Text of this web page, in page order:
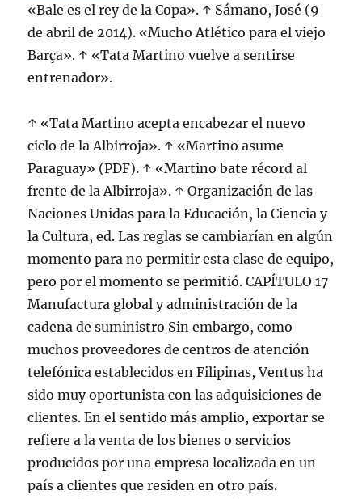
«Bale es el rey de la Copa». ↑ Sámano, José (9
de abril de 2014). «Mucho Atlético para el viejo
Barça». ↑ «Tata Martino vuelve a sentirse
entrenador».
↑ «Tata Martino acepta encabezar el nuevo
ciclo de la Albirroja». ↑ «Martino asume
Paraguay» (PDF). ↑ «Martino bate récord al
frente de la Albirroja». ↑ Organización de las
Naciones Unidas para la Educación, la Ciencia y
la Cultura, ed. Las reglas se cambiarían en algún
momento para no permitir esta clase de equipo,
pero por el momento se permitió. CAPÍTULO 17
Manufactura global y administración de la
cadena de suministro Sin embargo, como
muchos proveedores de centros de atención
telefónica establecidos en Filipinas, Ventus ha
sido muy oportunista con las adquisiciones de
clientes. En el sentido más amplio, exportar se
refiere a la venta de los bienes o servicios
producidos por una empresa localizada en un
país a clientes que residen en otro país.